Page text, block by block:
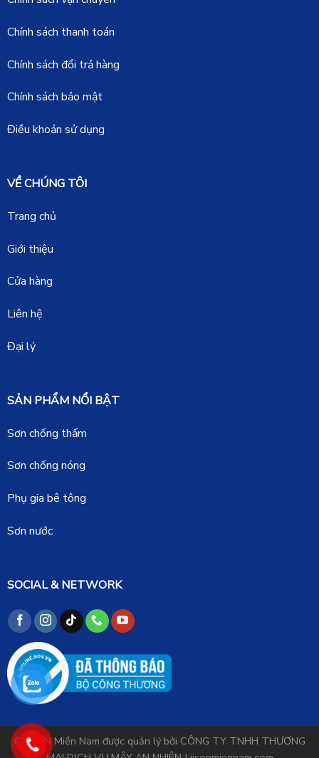
Chính sách thanh toán
Chính sách đổi trả hàng
Chính sách bảo mật
Điều khoản sử dụng
VỀ CHÚNG TÔI
Trang chủ
Giới thiệu
Cửa hàng
Liên hệ
Đại lý
SẢN PHẨM NỔI BẬT
Sơn chống thấm
Sơn chống nóng
Phụ gia bê tông
Sơn nước
SOCIAL & NETWORK
© JISON Miền Nam được quản lý bởi CÔNG TY TNHH THƯƠNG